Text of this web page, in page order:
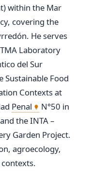
within the Mar
covering the
He serves
Laboratory
del Sur
Sustainable Food
Penal
N°50 in
the INTA –
Garden Project.
agroecology,